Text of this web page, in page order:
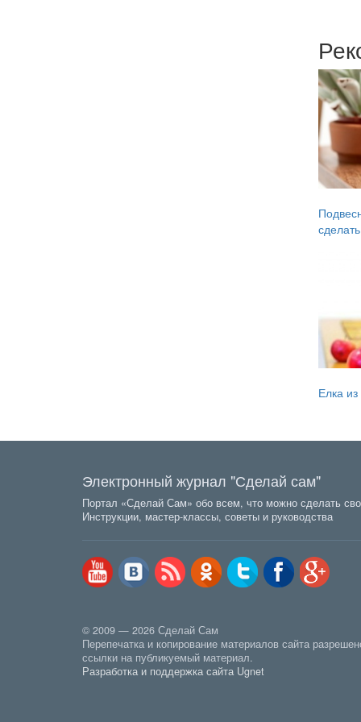
Елка
Электронный журнал "Сделай сам"
Портал «Сделай Сам» обо всем, что можно сделать
Инструкции, мастер-классы, советы и руководства
© 2009 — 2026 Сделай Сам
Перепечатка и копирование материалов сайта
ссылки на публикуемый материал.
Разработка и поддержка сайта Ugnet